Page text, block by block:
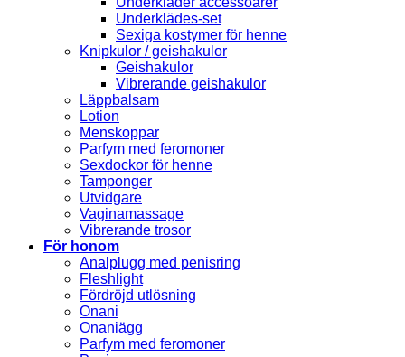
Underklädes-set
Sexiga kostymer för henne
Knipkulor / geishakulor
Geishakulor
Vibrerande geishakulor
Läppbalsam
Lotion
Menskoppar
Parfym med feromoner
Sexdockor för henne
Tamponger
Utvidgare
Vaginamassage
Vibrerande trosor
För honom
Analplugg med penisring
Fleshlight
Fördröjd utlösning
Onani
Onaniägg
Parfym med feromoner